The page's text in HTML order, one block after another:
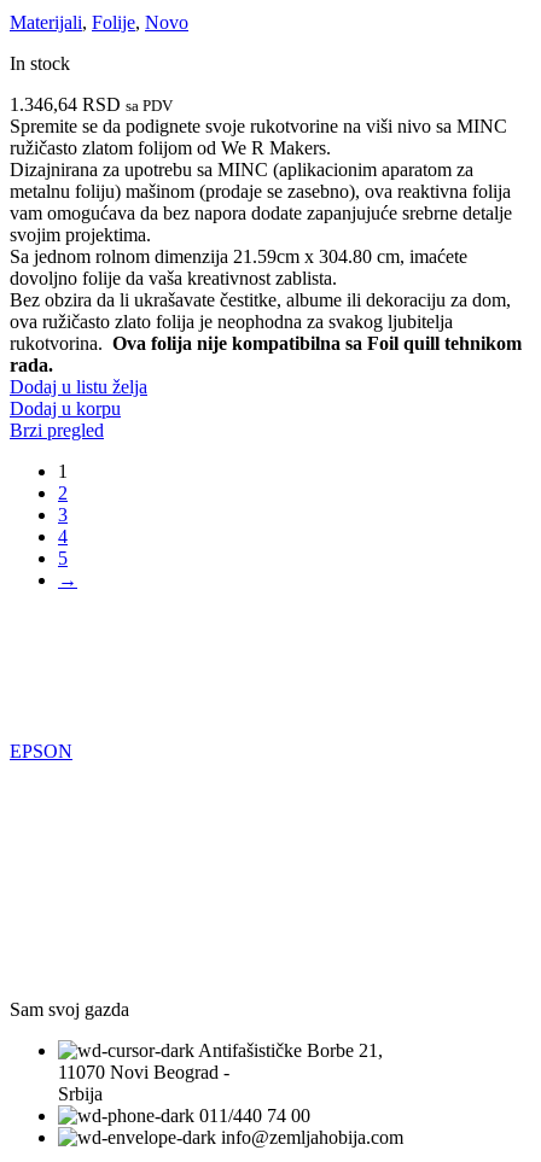
Materijali, Folije, Novo
In stock
1.346,64 RSD sa PDV
Spremite se da podignete svoje rukotvorine na viši nivo sa MINC
ružičasto zlatom folijom od We R Makers.
Dizajnirana za upotrebu sa MINC (aplikacionim aparatom za
metalnu foliju) mašinom (prodaje se zasebno), ova reaktivna folija
vam omogućava da bez napora dodate zapanjujuće srebrne detalje
svojim projektima.
Sa jednom rolnom dimenzija 21.59cm x 304.80 cm, imaćete
dovoljno folije da vaša kreativnost zablista.
Bez obzira da li ukrašavate čestitke, albume ili dekoraciju za dom,
ova ružičasto zlato folija je neophodna za svakog ljubitelja
rukotvorina. Ova folija nije kompatibilna sa Foil quill tehnikom
rada.
Dodaj u listu želja
Dodaj u korpu
Brzi pregled
1
2
3
4
5
→
EPSON
Sam svoj gazda
Antifašističke Borbe 21,
11070 Novi Beograd -
Srbija
011/440 74 00
info@zemljahobija.com